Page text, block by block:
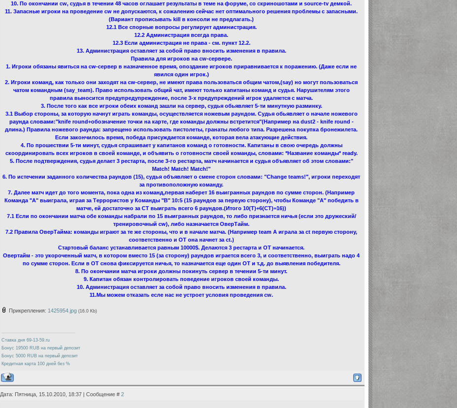
10. По окончании cw, судья в течении 48 часов оглашает результаты в теме на форуме, со скриношотами и source-tv демкой.
11. Запасные игроки на проведение cw не допускаются, к сожалению сейчас нет оптимального решения проблемы с запасными.
(Вариант прописывать kill в консоли не предлагать.)
12.1 Все спорные вопросы регулирует администрация.
12.2 Администрация всегда права.
12.3 Если администрация не права - см. пункт 12.2.
13. Администрация оставляет за собой право вносить изменения в правила.
Правила для игроков на cw-сервере.
1. Игроки обязаны явиться на cw-сервер в назначенное время, опоздание игроков приравнивается к поражению. (Даже если не
явился один игрок.)
2. Игроки команд, как только они заходят на cw-сервер, не имеют права пользоваться общим чатом,(say) но могут пользоваться
чатом командным (say_team). Право использовать общий чат, имеют только капитаны команд и судья. Нарушителям этого
правила выносится предупредупреждение, после 3-х предупреждений игрок удаляется с матча.
3. После того как все игроки обеих команд зашли на сервер, судья обьявляет 5-ти минутную разминку.
3.1 Выбор стороны, за которую начнут играть команды, осуществляется ножевым раундом. Судья обьявляет о начале ножевого
раунда словами:"knife round+обозначение точки на карте, где команды должны встретится"(Например на dust2 - knife round -
длина.) Правила ножевого раунда: запрещено использовать пистолеты, гранаты любого типа. Разрешена покупка бронежилета.
Если закончилось время, победа присуждается команде, которая вела атакующие действия.
4. По прошествии 5-ти минут, судья спрашивает у капитанов команд о готовности. Капитаны в свою очередь должны
скоординировать всех игроков в своей команде, и объявить о готовности своей команды, словами: *Название команды* ready.
5. После подтверждения, судья делает 3 рестарта, после 3-го рестарта, матч начинается и судья объявляет об этом словами:"
Match! Match! Match!"
6. По истечении заданного количества раундов (15), судья объявляет о смене сторон словами: "Change teams!", игроки переходят
за противоположную команду.
7. Далее матч идет до того момента, пока одна из команд,первая наберет 16 выигранных раундов по сумме сторон. (Например
Команда "А" выиграла, играя за Tеррористов у Команды "B" 10:5 (15 раундов за первую сторону), чтобы Команде "А" победить в
матче, ей достаточно за CT выиграть всего 6 раундов.(Итого 10(T)+6(CT)=16))
7.1 Если по окончании матча обе команды набрали по 15 выигранных раундов, то либо признается ничья (если это дружеский/
тренировочный cw), либо назначается ОверТайм.
7.2 Правила ОверТайма: команды играют за те же стороны, что и в начале матча. (Например team А играла за ct первую сторону,
соответственно и ОТ она начнет за ct.)
Стартовый баланс устанавливается равным 10000$. Делаются 3 рестарта и ОТ начинается.
Овертайм - это укороченный матч, в котором вместо 15 (за сторону) раундов играется всего 3, и соответственно, выиграть надо 4
по сумме сторон. Если в ОТ снова фиксируется ничья, то назначается еще один ОТ и т.д. до выявления победителя.
8. По окончании матча игроки должны покинуть сервер в течении 5-ти минут.
9. Капитан обязан контролировать поведение игроков своей команды.
10. Администрация оставляет за собой право вносить изменения в правила.
11.Мы можем отказать есле нас не устроет условия проведения cw.
Прикрепления: 1425954.jpg (16.0 Kb)
Ставка дня 69-13-59.ru
Бонус 19500 RUB на первый депозит
Бонус 5000 RUB на первый депозит
Кредитная карта 100 дней без %
Дата: Пятница, 15.10.2010, 18:37 | Сообщение # 2